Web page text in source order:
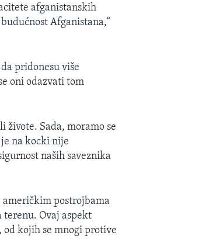
afganistanskih
Afganistana,“
pridonesu više
oni odazvati tom
Sada, moramo se
na kocki nije
naših saveznika
američkim postrojbama
terenu. Ovaj aspekt
kojih se mnogi protive